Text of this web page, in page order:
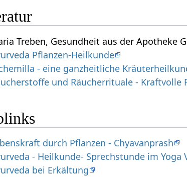
Treben, Gesundheit aus der Apotheke
Pflanzen-Heilkunde
- eine ganzheitliche
und Räucherrituale -
durch Pflanzen - Chyavanprash
- Heilkunde- Sprechstunde im Yoga
bei Erkältung